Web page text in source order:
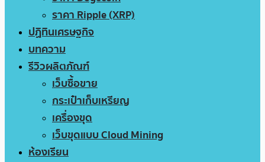
ราคา Ripple (XRP)
ปฏิทินเศรษฐกิจ
บทความ
รีวิวผลิตภัณฑ์
เว็บซื้อขาย
กระเป๋าเก็บเหรียญ
เครื่องขุด
เว็บขุดแบบ Cloud Mining
ห้องเรียน